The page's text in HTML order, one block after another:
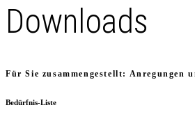
Downloads
Für Sie zusammengestellt: Anregungen
Bedürfnis-Liste